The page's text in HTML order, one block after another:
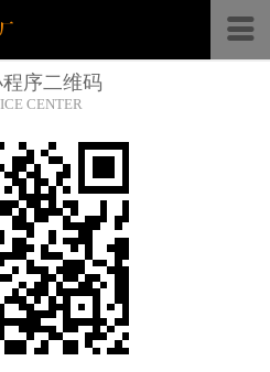
序二维码
CENTER